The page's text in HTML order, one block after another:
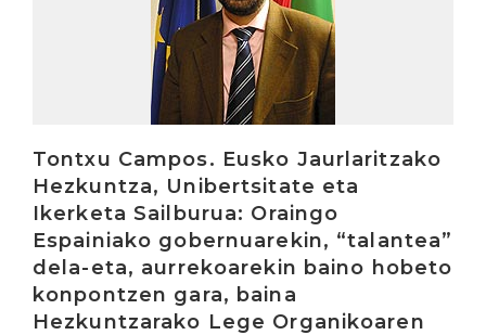
Tontxu Campos. Eusko Jaurlaritzako
Hezkuntza, Unibertsitate eta
Ikerketa Sailburua: Oraingo
Espainiako gobernuarekin, “talantea”
dela-eta, aurrekoarekin baino hobeto
konpontzen gara, baina
Hezkuntzarako Lege Organikoaren